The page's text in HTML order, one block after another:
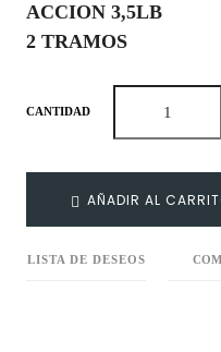
ACCION 3,5LB
2 TRAMOS
CANTIDAD
AÑADIR AL
LISTA DE DESEOS